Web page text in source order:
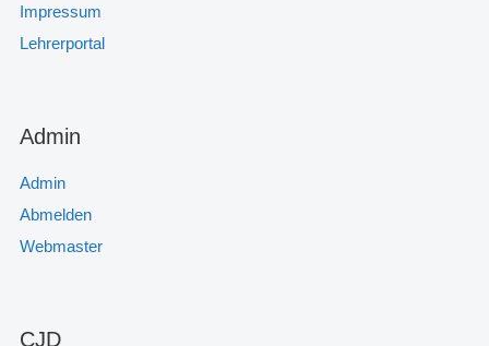
Impressum
Lehrerportal
Admin
Admin
Abmelden
Webmaster
CJD